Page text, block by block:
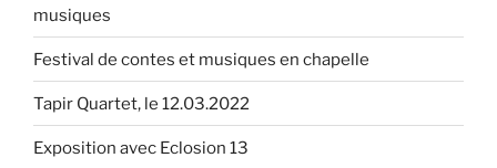
musiques
Festival de contes et musiques en chapelle
Tapir Quartet, le 12.03.2022
Exposition avec Eclosion 13